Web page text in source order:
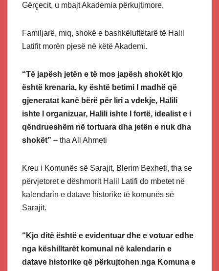
Gërçecit, u mbajt Akademia përkujtimore.
Familjarë, miq, shokë e bashkëluftëtarë të Halil
Latifit morën pjesë në këtë Akademi.
“Të japësh jetën e të mos japësh shokët kjo
është krenaria, ky është betimi I madhë që
gjeneratat kanë bërë për liri a vdekje, Halili
ishte I organizuar, Halili ishte I fortë, idealist e i
qëndrueshëm në tortuara dha jetën e nuk dha
shokët” – tha Ali Ahmeti
Kreu i Komunës së Sarajit, Blerim Bexheti, tha se
përvjetoret e dëshmorit Halil Latifi do mbetet në
kalendarin e datave historike të komunës së
Sarajit.
“Kjo ditë është e evidentuar dhe e votuar edhe
nga këshilltarët komunal në kalendarin e
datave historike që përkujtohen nga Komuna e